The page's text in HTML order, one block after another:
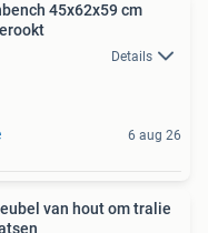
45x62x59 cm
Details
6 aug 26
van hout om tralie